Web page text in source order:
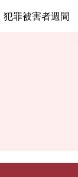
犯罪被害者週間